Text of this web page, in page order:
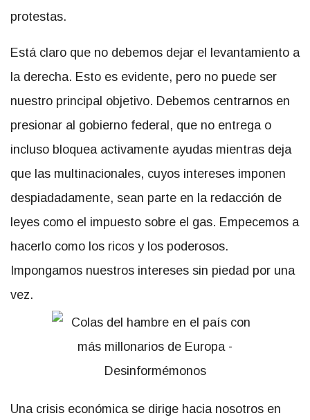
protestas.
Está claro que no debemos dejar el levantamiento a
la derecha. Esto es evidente, pero no puede ser
nuestro principal objetivo. Debemos centrarnos en
presionar al gobierno federal, que no entrega o
incluso bloquea activamente ayudas mientras deja
que las multinacionales, cuyos intereses imponen
despiadadamente, sean parte en la redacción de
leyes como el impuesto sobre el gas. Empecemos a
hacerlo como los ricos y los poderosos.
Impongamos nuestros intereses sin piedad por una
vez.
Una crisis económica se dirige hacia nosotros en